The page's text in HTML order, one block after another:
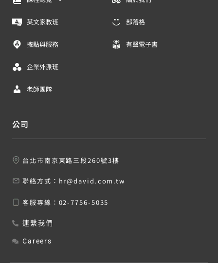
英文家教班
據點與服務
企業外派班
老師團隊
部落格
有聲電子書
公司
台北市南京東路三段260號3樓
聯絡方式： hr@david.com.tw
客服專線： 02-7756-5035
連繫我們
Careers